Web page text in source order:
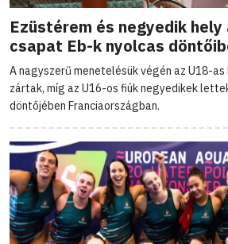
Ezüstérem és negyedik
csapat Eb-k nyolcas
A nagyszerű menetelésük végén az U18-
zártak, míg az U16-os fiúk negyedikek
döntőjében Franciaországban.